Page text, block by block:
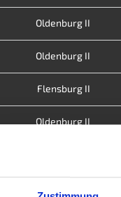
Oldenburg II
Oldenburg II
Flensburg II
Oldenburg II